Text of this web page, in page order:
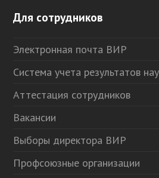
Для сотрудников
Электронная почта ВИР
Система учета результатов
Аттестация сотрудников
Вакансии
Выборы директора ВИР
Профсоюзные организации